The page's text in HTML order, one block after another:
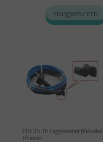
megveszem
PHC15-10 Fagyvédelmi fűtőkábel
10 méter